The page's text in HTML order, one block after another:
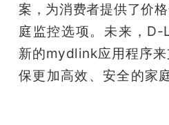
案，为消费者提供了价
庭监控选项。未来，
新的mydlink应用程序
保更加高效、安全的家